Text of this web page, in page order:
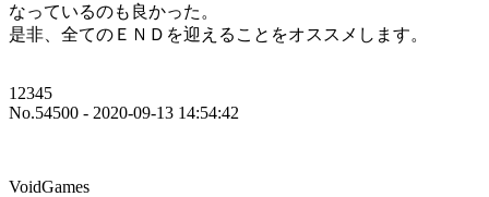
なっているのも良かった。
是非、全てのＥＮＤを迎えることをオススメします。
12345
No.54500 - 2020-09-13 14:54:42
VoidGames